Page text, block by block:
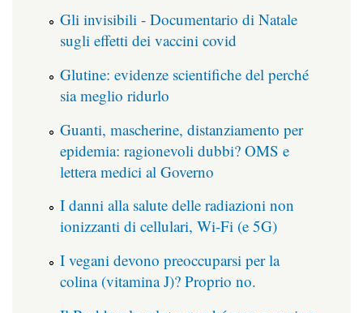
Gli invisibili - Documentario di Natale
sugli effetti dei vaccini covid
Glutine: evidenze scientifiche del perché
sia meglio ridurlo
Guanti, mascherine, distanziamento per
epidemia: ragionevoli dubbi? OMS e
lettera medici al Governo
I danni alla salute delle radiazioni non
ionizzanti di cellulari, Wi-Fi (e 5G)
I vegani devono preoccuparsi per la
colina (vitamina J)? Proprio no.